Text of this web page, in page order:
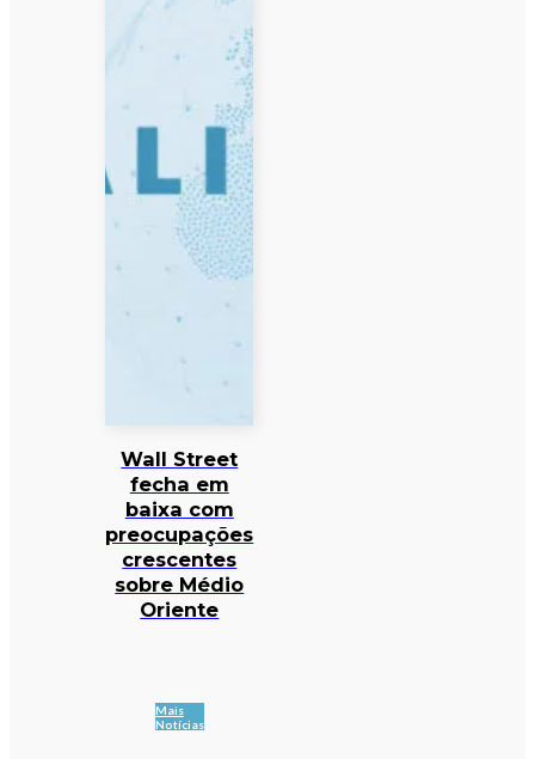
Wall Street
fecha em
baixa com
preocupações
crescentes
sobre Médio
Oriente
Mais
Notícias